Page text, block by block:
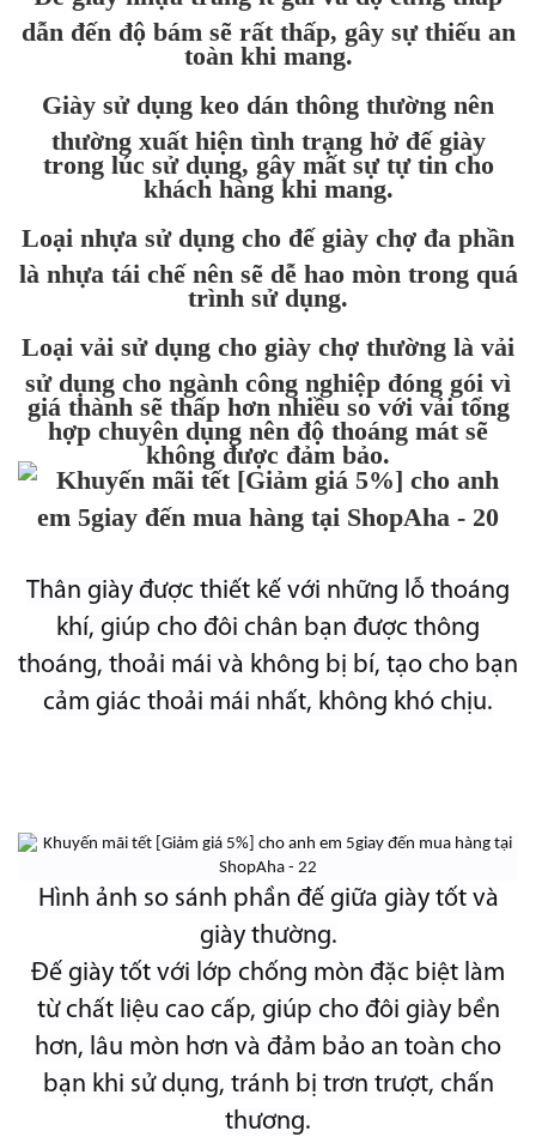
dẫn đến độ bám sẽ rất thấp, gây sự thiếu an
toàn khi mang.
Giày sử dụng keo dán thông thường nên
thường xuất hiện tình trạng hở đế giày
trong lúc sử dụng, gây mất sự tự tin cho
khách hàng khi mang.
Loại nhựa sử dụng cho đế giày chợ đa phần
là nhựa tái chế nên sẽ dễ hao mòn trong quá
trình sử dụng.
Loại vải sử dụng cho giày chợ thường là vải
sử dụng cho ngành công nghiệp đóng gói vì
giá thành sẽ thấp hơn nhiều so với vải tổng
hợp chuyên dụng nên độ thoáng mát sẽ
không được đảm bảo.
Thân giày được thiết kế với những lỗ thoáng
khí, giúp cho đôi chân bạn được thông
thoáng, thoải mái và không bị bí, tạo cho bạn
cảm giác thoải mái nhất, không khó chịu.
Hình ảnh so sánh phần đế giữa giày tốt và
giày thường.
Đế giày tốt với lớp chống mòn đặc biệt làm
từ chất liệu cao cấp, giúp cho đôi giày bền
hơn, lâu mòn hơn và đảm bảo an toàn cho
bạn khi sử dụng, tránh bị trơn trượt, chấn
thương.